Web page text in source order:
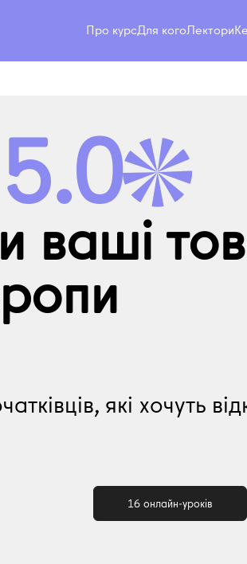
Про курсДля когоЛектори
ваші
які хочуть
16 онлайн-уроків